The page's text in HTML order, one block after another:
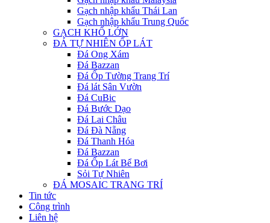
Gạch nhập khẩu Thái Lan
Gạch nhập khẩu Trung Quốc
GẠCH KHỔ LỚN
ĐÁ TỰ NHIÊN ỐP LÁT
Đá Ong Xám
Đá Bazzan
Đá Ốp Tường Trang Trí
Đá lát Sân Vườn
Đá CuBic
Đá Bước Dạo
Đá Lai Châu
Đá Đà Nẵng
Đá Thanh Hóa
Đá Bazzan
Đá Ốp Lát Bể Bơi
Sỏi Tự Nhiên
ĐÁ MOSAIC TRANG TRÍ
Tin tức
Công trình
Liên hệ